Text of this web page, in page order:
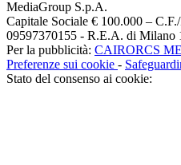
MediaGroup S.p.A.
Capitale Sociale € 100.000 –
09597370155 - R.E.A. di Milano
Per la pubblicità: CAIRORCS
Preferenze sui cookie -
Stato del consenso ai cookie: